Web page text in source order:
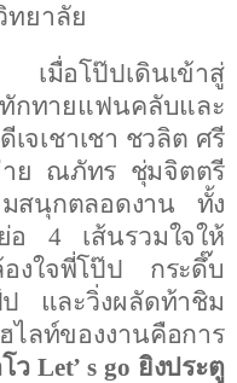
ยาลัย
เมื่อโป๊ปเดินเข้าสู่
กทายแฟนคลับและ
เจเชาเชา ชวลิต ศรี
ย ณภัทร ชุ่มจิตตรี
มสนุกตลอดงาน ทั้ง
อ
4เส้นรวมใจให้
องใจพี่โป๊ป กระดึ๊บ
ป และวิ่งผลัดท้าชิม
ลท์ของงานคือการ
ว Let’ s go ยิงประตู